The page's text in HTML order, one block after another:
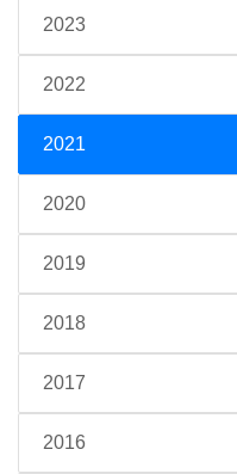
2023
2022
2021
2020
2019
2018
2017
2016